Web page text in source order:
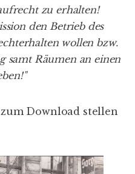
zu erhalten!
den Betrieb des
wollen bzw.
samt Räumen an einen
Download stellen